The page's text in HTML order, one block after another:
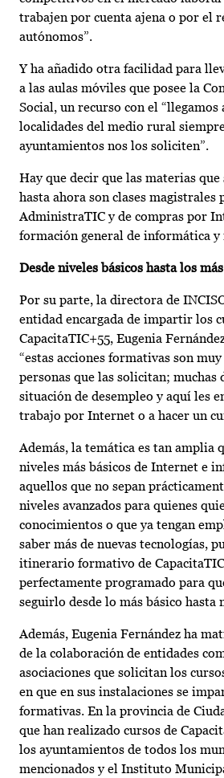
trabajen por cuenta ajena o por el
autónomos”.
Y ha añadido otra facilidad para
a las aulas móviles que posee la
Social, un recurso con el “llegamos
localidades del medio rural
ayuntamientos nos los soliciten”.
Hay que decir que las materias
hasta ahora son clases magistrales
AdministraTIC y de compras por
formación general de informática y
Desde niveles básicos hasta los
Por su parte, la directora de
entidad encargada de impartir los
CapacitaTIC+55, Eugenia
“estas acciones formativas son
personas que las solicitan; muchas
situación de desempleo y aquí les
trabajo por Internet o a hacer un
Además, la temática es tan amplia
niveles más básicos de Internet e
aquellos que no sepan
niveles avanzados para quienes
conocimientos o que ya tengan
saber más de nuevas tecnologías,
itinerario formativo de
perfectamente programado para
seguirlo desde lo más básico hasta
Además, Eugenia Fernández ha
de la colaboración de entidades
asociaciones que solicitan los
en que en sus instalaciones se
formativas. En la provincia de
que han realizado cursos de
los ayuntamientos de todos los
mencionados y el Instituto